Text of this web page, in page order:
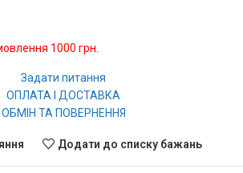
1000 грн.
Задати питання
ОПЛАТА І ДОСТАВКА
ОБМІН ТА ПОВЕРНЕННЯ
Додати до списку бажань